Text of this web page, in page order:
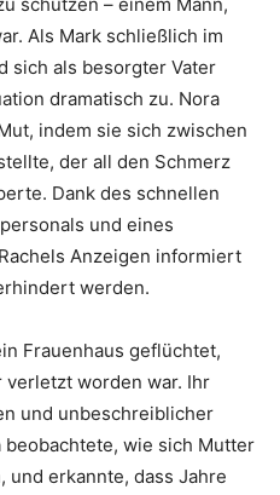
Als Mark schließlich im
sich als besorgter Vater
dramatisch zu. Nora
indem sie sich zwischen
der all den Schmerz
Dank des schnellen
und eines
Anzeigen informiert
werden.
Frauenhaus geflüchtet,
verletzt worden war. Ihr
und unbeschreiblicher
wie sich Mutter
und erkannte, dass Jahre